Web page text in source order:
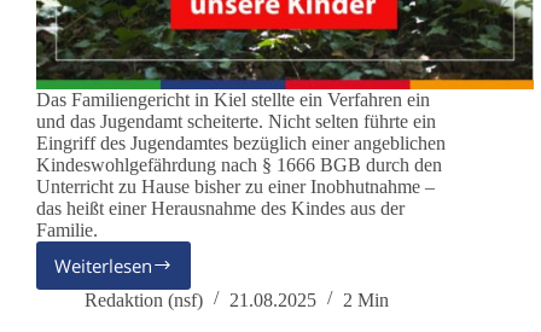
Das Familiengericht in Kiel stellte ein Verfahren ein
und das Jugendamt scheiterte. Nicht selten führte ein
Eingriff des Jugendamtes bezüglich einer angeblichen
Kindeswohlgefährdung nach § 1666 BGB durch den
Unterricht zu Hause bisher zu einer Inobhutnahme –
das heißt einer Herausnahme des Kindes aus der
Familie.
Weiterlesen
Lernen
zu
Redaktion (nsf) 21.08.2025 2 Min